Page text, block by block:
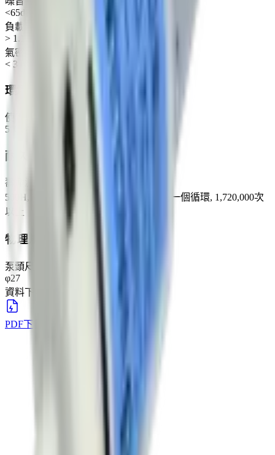
<65dB
負載流量
> 1.1 L/min (-300mmHg)
氣密性
< 3 mmHg/min
環境條件
使用環境
5°C~45°C, 30%~85%RH
耐久性
壽命測試
500H, 300CC氣罐, 1.05秒開 / 0.3秒關為一個循環, 1,720,000次
以上
物理規格
泵頭尺寸
φ27
資料下載
PDF下載